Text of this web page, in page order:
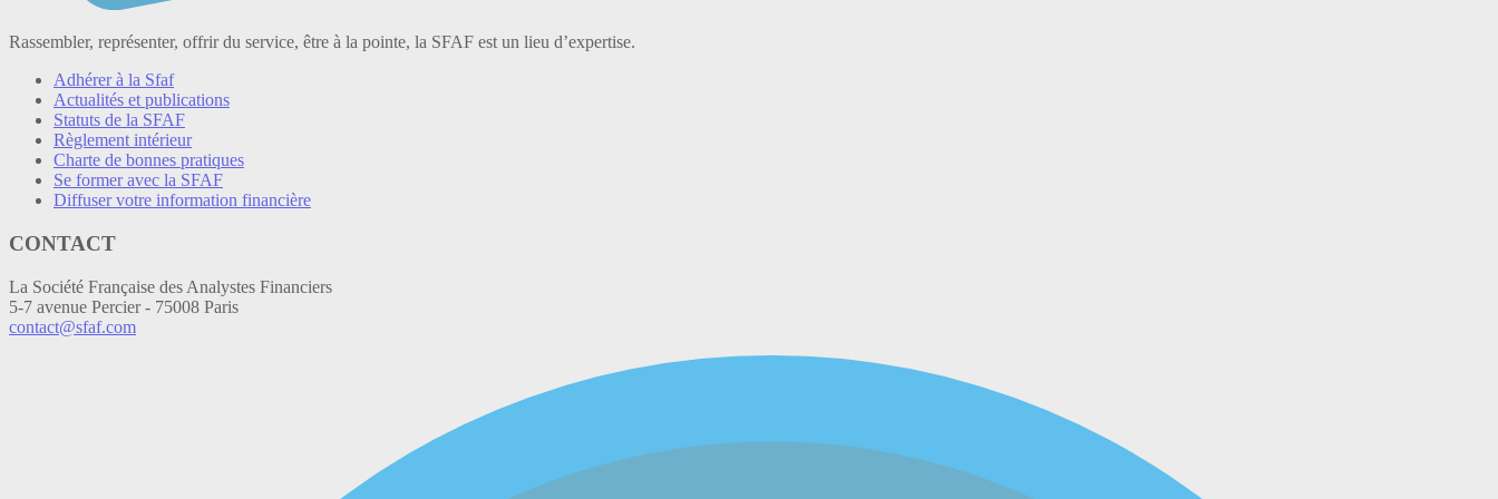
Rassembler, représenter, offrir du service, être à la pointe, la SFAF est un lieu d’expertise.
Adhérer à la Sfaf
Actualités et publications
Statuts de la SFAF
Règlement intérieur
Charte de bonnes pratiques
Se former avec la SFAF
Diffuser votre information financière
CONTACT
La Société Française des Analystes Financiers
5-7 avenue Percier - 75008 Paris
contact@sfaf.com